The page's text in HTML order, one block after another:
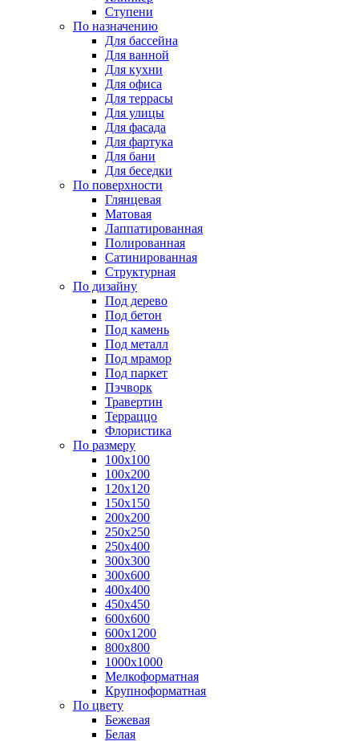
Ступени
По назначению
Для бассейна
Для ванной
Для кухни
Для офиса
Для террасы
Для улицы
Для фасада
Для фартука
Для бани
Для беседки
По поверхности
Глянцевая
Матовая
Лаппатированная
Полированная
Сатинированная
Структурная
По дизайну
Под дерево
Под бетон
Под камень
Под металл
Под мрамор
Под паркет
Пэчворк
Травертин
Терраццо
Флористика
По размеру
100х100
100х200
120х120
150х150
200х200
250х250
250х400
300х300
300х600
400х400
450х450
600х600
600х1200
800х800
1000х1000
Мелкоформатная
Крупноформатная
По цвету
Бежевая
Белая